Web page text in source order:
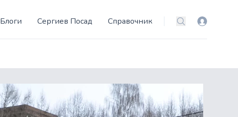
Блоги Сергиев Посад Справочник Поиск Вход